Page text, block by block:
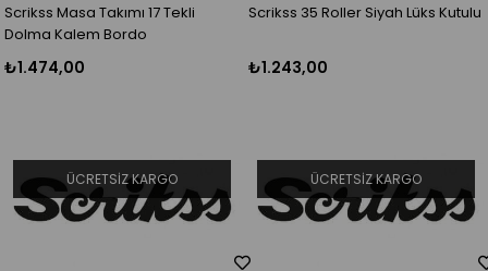
Scrikss Masa Takımı 17 Tekli
Dolma Kalem Bordo
₺1.474,00
ÜCRETSIZ KARGO
Scrikss 35 Roller Siyah Lüks Kutulu
₺1.243,00
ÜCRETSIZ KARGO